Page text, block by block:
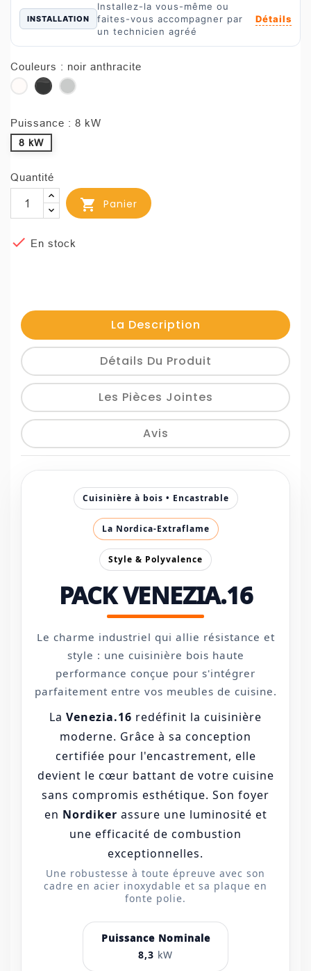
INSTALLATION
Installez-la vous-même ou
faites-vous accompagner par
un technicien agréé
Détails
Couleurs : noir anthracite
blancnoir
anthracite
inox
Puissance : 8 kW
8 kW
Quantité
 Panier
 En stock
La Description
Détails Du Produit
Les Pièces Jointes
Avis
Cuisinière à bois • Encastrable
La Nordica-Extraflame
Style & Polyvalence
PACK VENEZIA.16
Le charme industriel qui allie résistance et
style : une cuisinière bois haute
performance conçue pour s'intégrer
parfaitement entre vos meubles de cuisine.
La Venezia.16 redéfinit la cuisinière
moderne. Grâce à sa conception
certifiée pour l'encastrement, elle
devient le cœur battant de votre cuisine
sans compromis esthétique. Son foyer
en Nordiker assure une luminosité et
une efficacité de combustion
exceptionnelles.
Une robustesse à toute épreuve avec son
cadre en acier inoxydable et sa plaque en
fonte polie.
Puissance Nominale
8,3 kW